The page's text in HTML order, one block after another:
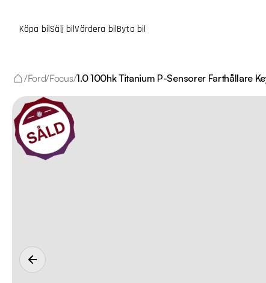
Köpa bilSälj bilVärdera bilByta bil
/Ford/Focus/1.0 100hk Titanium P-Sensorer Farthållare